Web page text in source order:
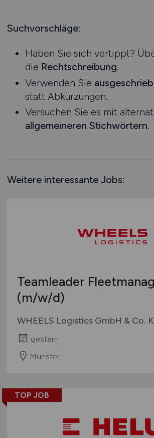
Schienen- / Straßen- / Luft- /
Supply Chain Management
Vertrieb / Verkauf / Handel
Zoll / Behörden
Sonstige
Mecklenburg-Vorpommern
Nordrhein-Westfalen
Rheinland-Pfalz
Saarland
Sachsen
Sachsen-Anhalt
Schleswig-Holstein
Schweiz
Suchvorschläge:
Haben Sie sich vertippt?
die Rechtschreibung.
Verwenden Sie
statt Abkürzungen.
Versuchen Sie es mit
allgemeineren Stichwörtern.
Weitere interessante Jobs:
Teamleader
(m/w/d)
WHEELS Logistics GmbH & Co.
gestern
Münster
TOP JOB